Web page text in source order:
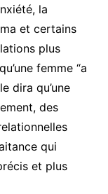
la
et certains
plus
femme “a
dira qu’une
des
qui
et plus